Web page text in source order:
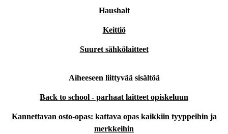
Haushalt
Keittiö
Suuret sähkölaitteet
Aiheeseen liittyvää sisältöä
Back to school - parhaat laitteet opiskeluun
Kannettavan osto-opas: kattava opas kaikkiin tyyppeihin ja
merkkeihin